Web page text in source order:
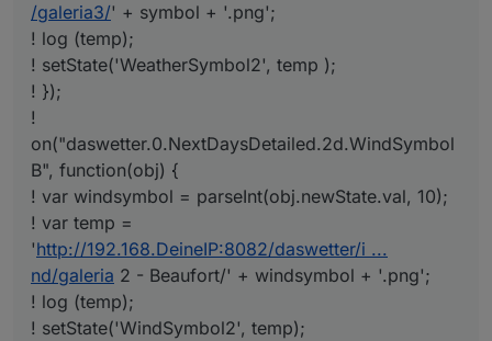
/galeria3/' + symbol + '.png';
! log (temp);
! setState('WeatherSymbol2', temp );
! });
!
on("daswetter.0.NextDaysDetailed.2d.WindSymbol
B", function(obj) {
! var windsymbol = parseInt(obj.newState.val, 10);
! var temp =
'http://192.168.DeineIP:8082/daswetter/i ...
nd/galeria 2 - Beaufort/' + windsymbol + '.png';
! log (temp);
! setState('WindSymbol2', temp);